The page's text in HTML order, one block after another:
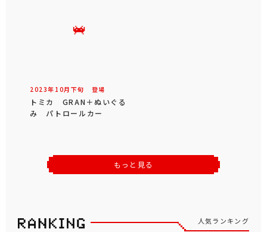
2023年 10月 下旬 登場
トミカ GRAN＋ぬいぐる
み パトロールカー
もっと見る
人気ランキング